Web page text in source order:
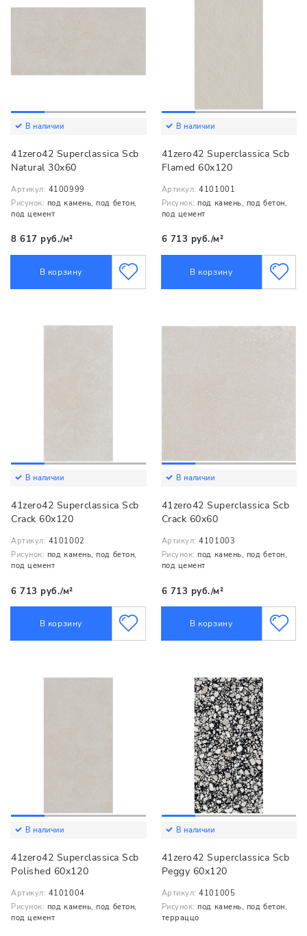
В наличии
41zero42 Superclassica Scb
Natural 30x60
Артикул: 4100999
Рисунок: под камень, под бетон,
под цемент
8 617 руб./м²
В корзину
В наличии
41zero42 Superclassica Scb
Flamed 60x120
Артикул: 4101001
Рисунок: под камень, под бетон,
под цемент
6 713 руб./м²
В корзину
В наличии
41zero42 Superclassica Scb
Crack 60x120
Артикул: 4101002
Рисунок: под камень, под бетон,
под цемент
6 713 руб./м²
В корзину
В наличии
41zero42 Superclassica Scb
Crack 60x60
Артикул: 4101003
Рисунок: под камень, под бетон,
под цемент
6 713 руб./м²
В корзину
В наличии
41zero42 Superclassica Scb
Polished 60x120
Артикул: 4101004
Рисунок: под камень, под бетон,
под цемент
В наличии
41zero42 Superclassica Scb
Peggy 60x120
Артикул: 4101005
Рисунок: под камень, под бетон,
терраццо